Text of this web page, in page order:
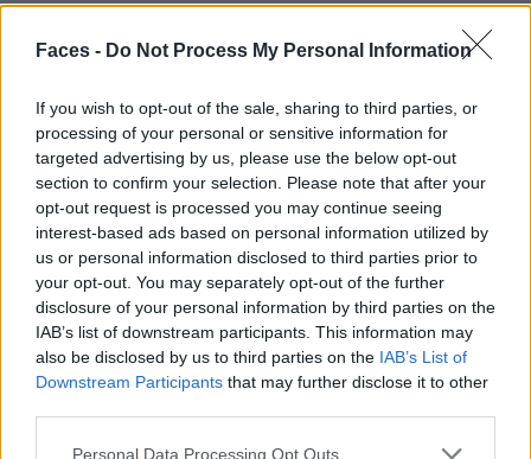
Faces - Do Not Process My Personal Information
If you wish to opt-out of the sale, sharing to third parties, or
processing of your personal or sensitive information for
targeted advertising by us, please use the below opt-out
section to confirm your selection. Please note that after your
opt-out request is processed you may continue seeing
interest-based ads based on personal information utilized by
us or personal information disclosed to third parties prior to
your opt-out. You may separately opt-out of the further
disclosure of your personal information by third parties on the
IAB’s list of downstream participants. This information may
also be disclosed by us to third parties on the IAB’s List of
Downstream Participants that may further disclose it to other
Personal Data Processing Opt Outs
Piaget Polo Field einzutauchen und Ihren eigenen Stil mit
Eleganz und Raffinesse zu definieren.
Management Mode: Reproducible
Limited Edition: Annual Limited Production of 400
watches
Size: 42 mm
Thickness: 9.4 Millimeters
Precious material: Steel 68.23 g
Calibre Name: 1110P: Manufacture self-winding
Movement energy: Self-winding